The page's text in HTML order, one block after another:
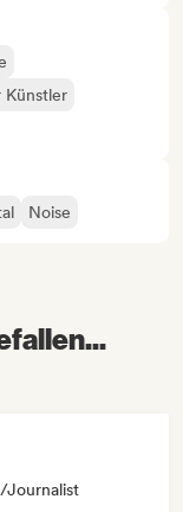
Künstler
Noise
Journalist